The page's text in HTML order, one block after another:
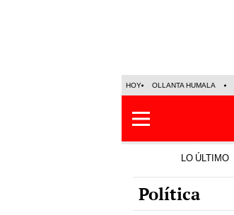
HOY OLLANTA HUMALA
LO ÚLTIMO
Política